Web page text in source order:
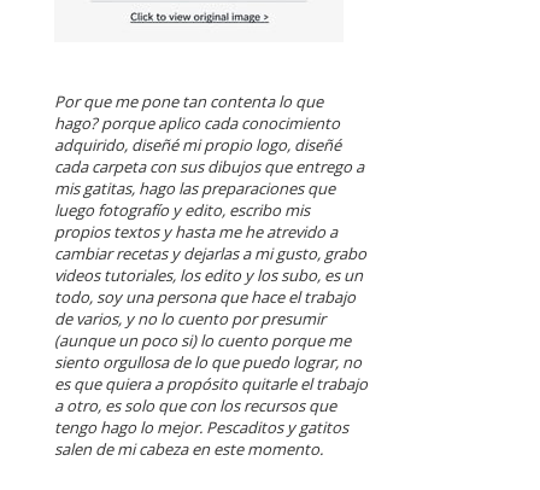
Por que me pone tan contenta lo que
hago? porque aplico cada conocimiento
adquirido, diseñé mi propio logo, diseñé
cada carpeta con sus dibujos que entrego a
mis gatitas, hago las preparaciones que
luego fotografío y edito, escribo mis
propios textos y hasta me he atrevido a
cambiar recetas y dejarlas a mi gusto, grabo
videos tutoriales, los edito y los subo, es un
todo, soy una persona que hace el trabajo
de varios, y no lo cuento por presumir
(aunque un poco si) lo cuento porque me
siento orgullosa de lo que puedo lograr, no
es que quiera a propósito quitarle el trabajo
a otro, es solo que con los recursos que
tengo hago lo mejor. Pescaditos y gatitos
salen de mi cabeza en este momento.